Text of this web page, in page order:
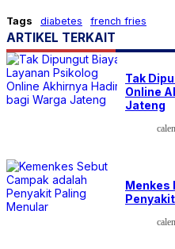
Tags diabetes french fries
ARTIKEL TERKAIT
Tak
Online
Jateng
Menkes